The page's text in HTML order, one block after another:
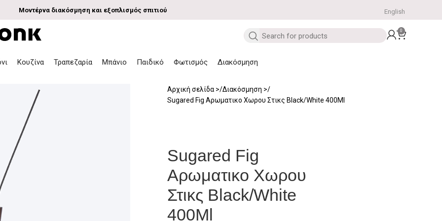
Μοντέρνα διακόσμηση και εξοπλισμός σπιτιού English
0
Κουζίνα Τραπεζαρία Μπάνιο Παιδικό Φωτισμός Διακόσμηση
Αρχική σελίδα
Διακόσμηση
Sugared Fig Αρωματικο Χωρου Στικς Black/White 400Ml
Sugared Fig
Αρωματικο Χωρου
Στικς Black/White
400Ml